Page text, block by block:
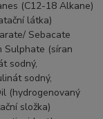
(C12-18 Alkane)
látka)
Sebacate
Sulphate (síran
sodný,
sodný,
(hydrogenovaný
složka)